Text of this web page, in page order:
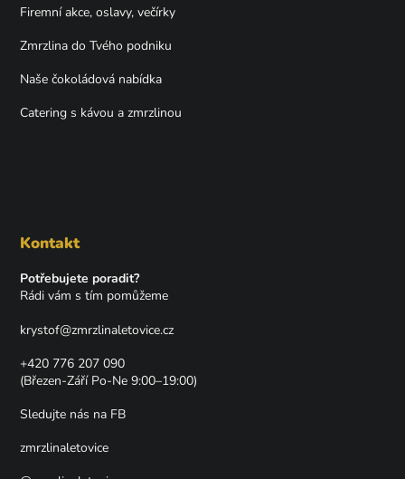
Firemní akce, oslavy, večírky
Zmrzlina do Tvého podniku
Naše čokoládová nabídka
Catering s kávou a zmrzlinou
Kontakt
Potřebujete poradit?
Rádi vám s tím pomůžeme
krystof@zmrzlinaletovice.cz
+420 776 207 090
(Březen-Září Po-Ne 9:00–19:00)
Sledujte nás na FB
zmrzlinaletovice